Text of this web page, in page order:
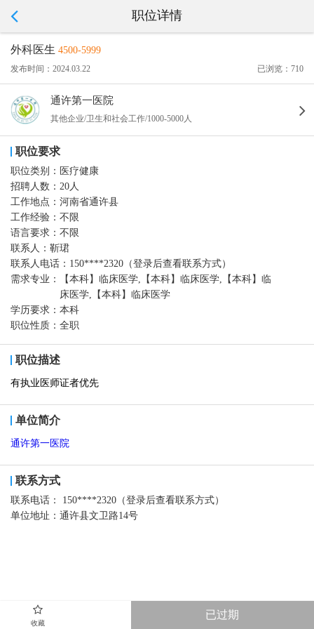
职位详情
外科医生 4500-5999
发布时间：2024.03.22 已浏览：710
通许第一医院
其他企业/卫生和社会工作/1000-5000人
职位要求
职位类别： 医疗健康
招聘人数： 20人
工作地点： 河南省通许县
工作经验： 不限
语言要求： 不限
联系人： 靳珺
联系人电话： 150****2320（登录后查看联系方式）
需求专业：
【本科】临床医学,【本科】临床医学,【本科】临
床医学,【本科】临床医学
学历要求： 本科
职位性质： 全职
职位描述
有执业医师证者优先
单位简介
通许第一医院
联系方式
联系电话：
150****2320（登录后查看联系方式）
单位地址： 通许县文卫路14号
收藏
已过期